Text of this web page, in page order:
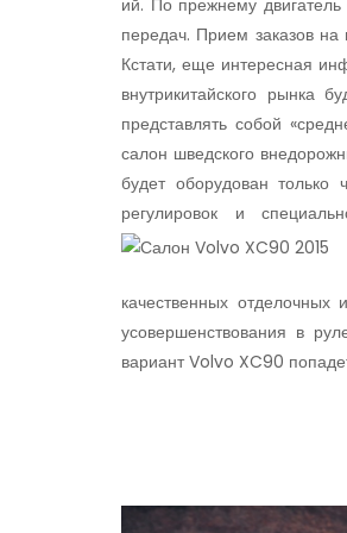
ий. По прежнему двигатель
передач. Прием заказов на
Кстати, еще интересная
внутрикитайского рынка
представлять собой
салон шведского
будет оборудован только
регулировок и
качественных
усовершенствования в
вариант Volvo XC90